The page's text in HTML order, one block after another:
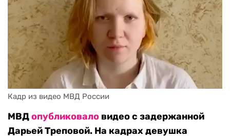
Кадр из видео МВД России
МВДопубликовало видео с задержанной
Дарьей Треповой. На кадрах девушка